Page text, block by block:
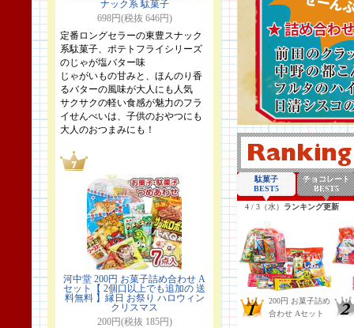
ナック系 駄菓子
698円(税抜 646円)
定番ロングセラーの東豊スナック
系駄菓子、ポテトフライシリーズ
のじゃが塩バター味
じゃがいもの甘みと、ほんのり香
るバターの風味が大人にも人気
サクサクの軽い食感が魅力のフラ
イせんべいは、子供のおやつにも
大人のおつまみにも！
河中堂 200円 お菓子詰め合わせ A
セット【 2個口以上でも追加の 送
料無料 】縁日 お祭り ハロウィン
クリスマス
200円(税抜 185円)